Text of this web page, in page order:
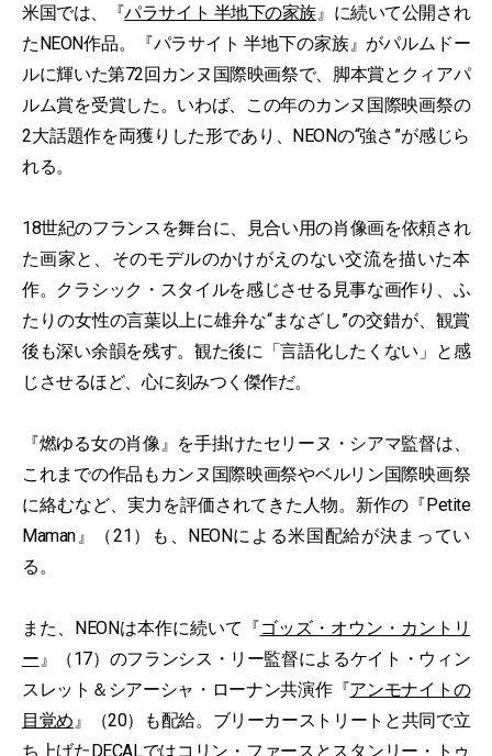
米国では、『パラサイト 半地下の家族 』に続いて公開され
たNEON作品。『パラサイト 半地下の家族』がパルムドー
ルに輝いた第72回カンヌ国際映画祭で、脚本賞とクィアパ
ルム賞を受賞した。いわば、この年のカンヌ国際映画祭の
2大話題作を両獲りした形であり、NEONの“強さ”が感じら
れる。
18世紀のフランスを舞台に、見合い用の肖像画を依頼され
た画家と、そのモデルのかけがえのない交流を描いた本
作。クラシック・スタイルを感じさせる見事な画作り、ふ
たりの女性の言葉以上に雄弁な“まなざし”の交錯が、観賞
後も深い余韻を残す。観た後に「言語化したくない」と感
じさせるほど、心に刻みつく傑作だ。
『燃ゆる女の肖像』を手掛けたセリーヌ・シアマ監督は、
これまでの作品もカンヌ国際映画祭やベルリン国際映画祭
に絡むなど、実力を評価されてきた人物。新作の『Petite
Maman』（21）も、NEONによる米国配給が決まってい
る。
また、NEONは本作に続いて『ゴッズ・オウン・カントリ
ー 』（17）のフランシス・リー監督によるケイト・ウィン
スレット＆シアーシャ・ローナン共演作『アンモナイトの
目覚め 』（20）も配給。ブリーカーストリートと共同で立
ち上げたDECALではコリン・ファースとスタンリー・トゥ